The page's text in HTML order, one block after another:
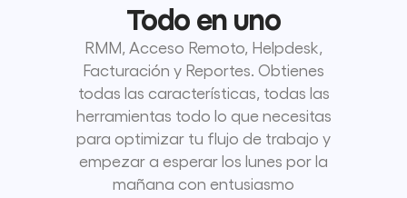
Todo en uno
RMM, Acceso Remoto, Helpdesk,
Facturación y Reportes. Obtienes
todas las características, todas las
herramientas todo lo que necesitas
para optimizar tu flujo de trabajo y
empezar a esperar los lunes por la
mañana con entusiasmo